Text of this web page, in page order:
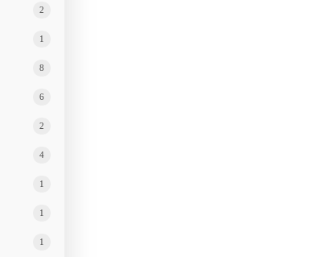
2
1
8
6
2
4
1
1
1